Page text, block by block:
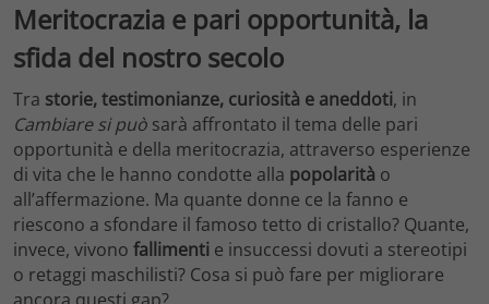
Meritocrazia e pari opportunità, la
sfida del nostro secolo
Tra storie, testimonianze, curiosità e aneddoti, in
Cambiare si può sarà affrontato il tema delle pari
opportunità e della meritocrazia, attraverso esperienze
di vita che le hanno condotte alla popolarità o
all’affermazione. Ma quante donne ce la fanno e
riescono a sfondare il famoso tetto di cristallo? Quante,
invece, vivono fallimenti e insuccessi dovuti a stereotipi
o retaggi maschilisti? Cosa si può fare per migliorare